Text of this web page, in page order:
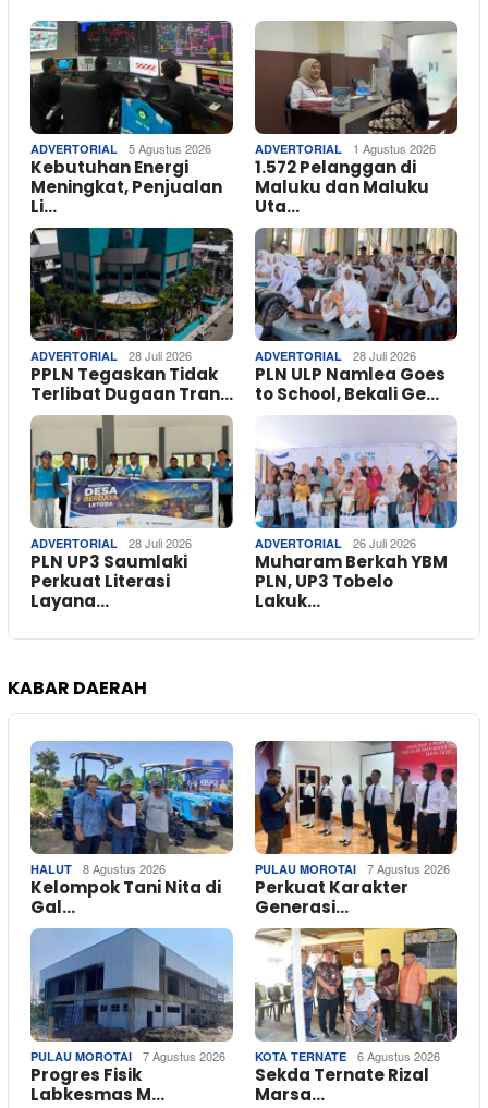
ADVERTORIAL 5 Agustus 2026
Kebutuhan Energi
Meningkat, Penjualan
Li…
ADVERTORIAL 1 Agustus 2026
1.572 Pelanggan di
Maluku dan Maluku
Uta…
ADVERTORIAL 28 Juli 2026
PPLN Tegaskan Tidak
Terlibat Dugaan Tran…
ADVERTORIAL 28 Juli 2026
PLN ULP Namlea Goes
to School, Bekali Ge…
ADVERTORIAL 28 Juli 2026
PLN UP3 Saumlaki
Perkuat Literasi
Layana…
ADVERTORIAL 26 Juli 2026
Muharam Berkah YBM
PLN, UP3 Tobelo
Lakuk…
KABAR DAERAH
HALUT 8 Agustus 2026
Kelompok Tani Nita di
Gal…
PULAU MOROTAI 7 Agustus 2026
Perkuat Karakter
Generasi…
PULAU MOROTAI 7 Agustus 2026
Progres Fisik
Labkesmas M…
KOTA TERNATE 6 Agustus 2026
Sekda Ternate Rizal
Marsa…